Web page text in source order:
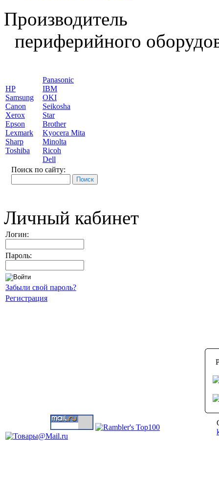
Производитель
периферийного
HP
Samsung
Canon
Xerox
Epson
Lexmark
Sharp
Toshiba
Panasonic
IBM
OKI
Seikosha
Star
Brother
Kyocera Mita
Minolta
Ricoh
Dell
Поиск по сайту:
Личный кабинет
Логин:
Пароль:
Забыли свой пароль?
Регистрация